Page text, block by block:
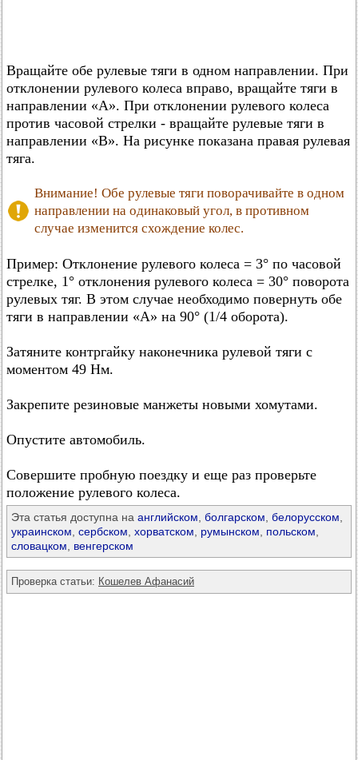
Вращайте обе рулевые тяги в одном направлении. При
отклонении рулевого колеса вправо, вращайте тяги в
направлении «А». При отклонении рулевого колеса
против часовой стрелки - вращайте рулевые тяги в
направлении «В». На рисунке показана правая рулевая
тяга.
Внимание! Обе рулевые тяги поворачивайте в одном
направлении на одинаковый угол, в противном
случае изменится схождение колес.
Пример: Отклонение рулевого колеса = 3° по часовой
стрелке, 1° отклонения рулевого колеса = 30° поворота
рулевых тяг. В этом случае необходимо повернуть обе
тяги в направлении «А» на 90° (1/4 оборота).
Затяните контргайку наконечника рулевой тяги с
моментом 49 Нм.
Закрепите резиновые манжеты новыми хомутами.
Опустите автомобиль.
Совершите пробную поездку и еще раз проверьте
положение рулевого колеса.
Эта статья доступна на английском болгарском белорусском
украинском сербском хорватском румынском польском
словацком
венгерском
Проверка статьи: Кошелев Афанасий